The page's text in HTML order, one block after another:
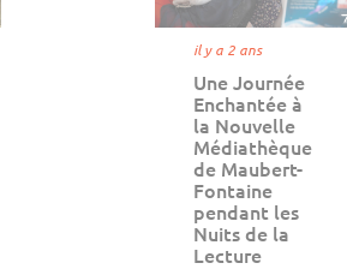
Une Journée
Enchantée à
la Nouvelle
Médiathèque
de Maubert-
Fontaine
pendant les
Nuits de la
Lecture
il y a 2 ans